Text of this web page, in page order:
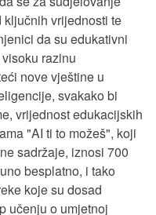
ključnih vrijednosti te
da su edukativni
razinu
nove vještine u
svakako bi
vrijednost edukacijskih
"AI ti to možeš", koji
sadržaje, iznosi 700
besplatno, i tako
koje su dosad
učenju o umjetnoj